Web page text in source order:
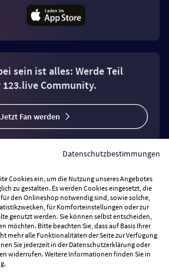
sein ist alles: Werde Teil
123.live Community.
Jetzt Fan werden
Datenschutzbestimmungen
Cookies ein, um die Nutzung unseres Angebotes
zu gestalten. Es werden Cookies eingesetzt, die
den Onlineshop notwendig sind, sowie solche,
für Komforteinstellungen oder zur
genutzt werden. Sie können selbst entscheiden,
möchten. Bitte beachten Sie, dass auf Basis Ihrer
mehr alle Funktionalitäten der Seite zur Verfügung
Sie jederzeit in der Datenschutzerklärung oder
widerrufen. Weitere Informationen finden Sie in
.